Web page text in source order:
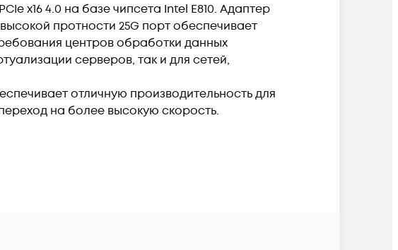
x16 4.0 на базе чипсета Intel E810. Адаптер
протности 25G порт обеспечивает
центров обработки данных
серверов, так и для сетей,
отличную производительность для
на более высокую скорость.